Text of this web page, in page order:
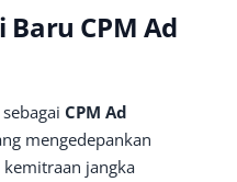
CPM Ad
CPM Ad
mengedepankan
jangka